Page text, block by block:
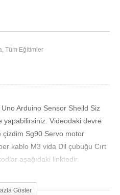
Hackleme
Tüm Eğitimler
Arduino Sensor Sheild Siz
Videodaki devre
çizdim Sg90 Servo motor
kablo M3 vida Dil çubuğu Cırt
aşağıdaki linktedir.
Göster